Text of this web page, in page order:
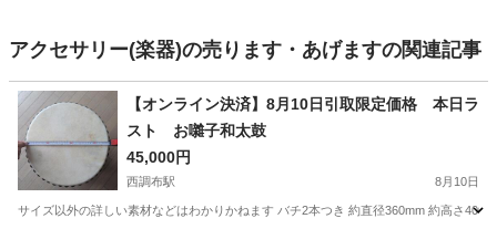
アクセサリー(楽器)の売ります・あげますの関連記事
【オンライン決済】8月10日引取限定価格 本日ラ
スト お囃子和太鼓
45,000円
西調布駅 8月10日
サイズ以外の詳しい素材などはわかりかねます バチ2本つき 約直径360mm 約高さ